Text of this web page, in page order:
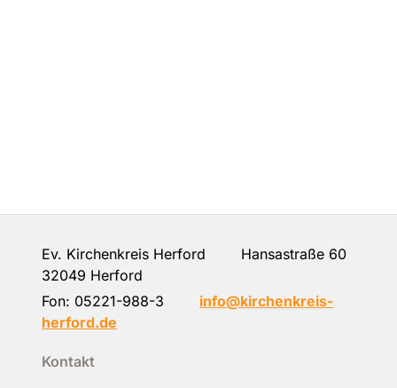
Ev. Kirchenkreis Herford Hansastraße 60
32049 Herford
Fon: 05221-988-3
info@kirchenkreis-
herford.de
Kontakt